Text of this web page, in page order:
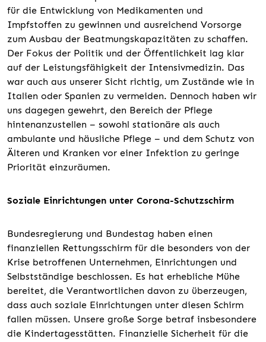
für die Entwicklung von Medikamenten und
Impfstoffen zu gewinnen und ausreichend Vorsorge
zum Ausbau der Beatmungskapazitäten zu schaffen.
Der Fokus der Politik und der Öffentlichkeit lag klar
auf der Leistungsfähigkeit der Intensivmedizin. Das
war auch aus unserer Sicht richtig, um Zustände wie in
Italien oder Spanien zu vermeiden. Dennoch haben wir
uns dagegen gewehrt, den Bereich der Pflege
hintenanzustellen – sowohl stationäre als auch
ambulante und häusliche Pflege – und dem Schutz von
Älteren und Kranken vor einer Infektion zu geringe
Priorität einzuräumen.
Soziale Einrichtungen unter Corona-Schutzschirm
Bundesregierung und Bundestag haben einen
finanziellen Rettungsschirm für die besonders von der
Krise betroffenen Unternehmen, Einrichtungen und
Selbstständige beschlossen. Es hat erhebliche Mühe
bereitet, die Verantwortlichen davon zu überzeugen,
dass auch soziale Einrichtungen unter diesen Schirm
fallen müssen. Unsere große Sorge betraf insbesondere
die Kindertagesstätten. Finanzielle Sicherheit für die